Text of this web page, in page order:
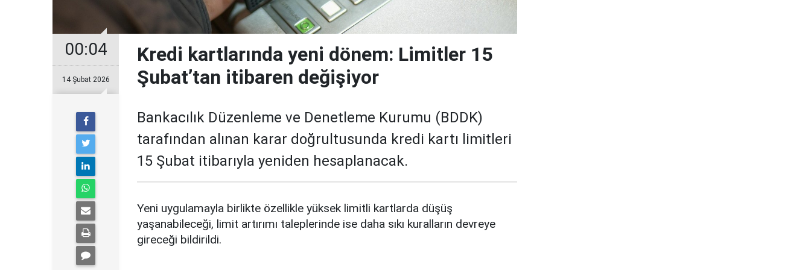
00:04
14 Şubat 2026
Kredi kartlarında yeni dönem: Limitler 15
Şubat’tan itibaren değişiyor
Bankacılık Düzenleme ve Denetleme Kurumu (BDDK)
tarafından alınan karar doğrultusunda kredi kartı limitleri
15 Şubat itibarıyla yeniden hesaplanacak.
Yeni uygulamayla birlikte özellikle yüksek limitli kartlarda düşüş
yaşanabileceği, limit artırımı taleplerinde ise daha sıkı kuralların devreye
gireceği bildirildi.